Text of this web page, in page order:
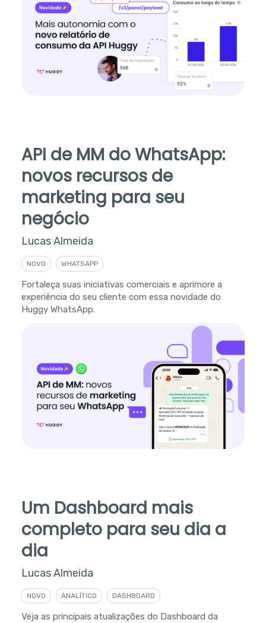
API de MM do WhatsApp:
novos recursos de
marketing para seu
negócio
Lucas Almeida
NOVO WHATSAPP
Fortaleça suas iniciativas comerciais e aprimore a
experiência do seu cliente com essa novidade do
Huggy WhatsApp.
Um Dashboard mais
completo para seu dia a
dia
Lucas Almeida
NOVO ANALÍTICO DASHBOARD
Veja as principais atualizações do Dashboard da